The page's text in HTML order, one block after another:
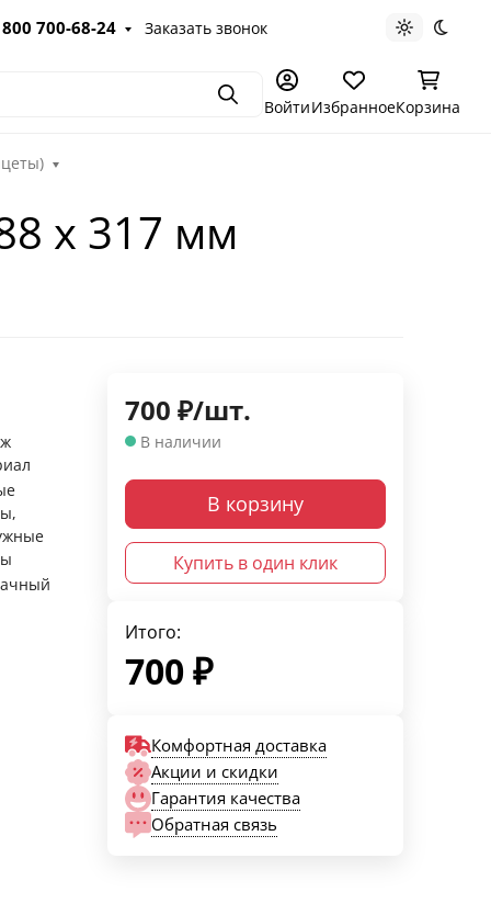
700-68-24 Заказать звонок Светлая
ПоискВойтиИзбранноеКорзина
х 317 мм
700 ₽/шт.
В наличии
В корзину
Купить в один клик
Итого:
700₽
Комфортная доставка
Акции и скидки
Гарантия качества
Обратная связь